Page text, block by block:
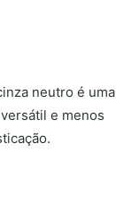
neutro é uma
e menos